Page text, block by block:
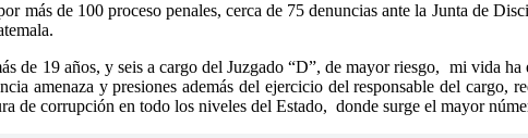
más de 100 proceso penales, cerca de 75 denuncias ante la Junta de
de 19 años, y seis a cargo del Juzgado “D”, de mayor riesgo, mi vida
amenaza y presiones además del ejercicio del responsable del
de corrupción en todo los niveles del Estado, donde surge el mayor